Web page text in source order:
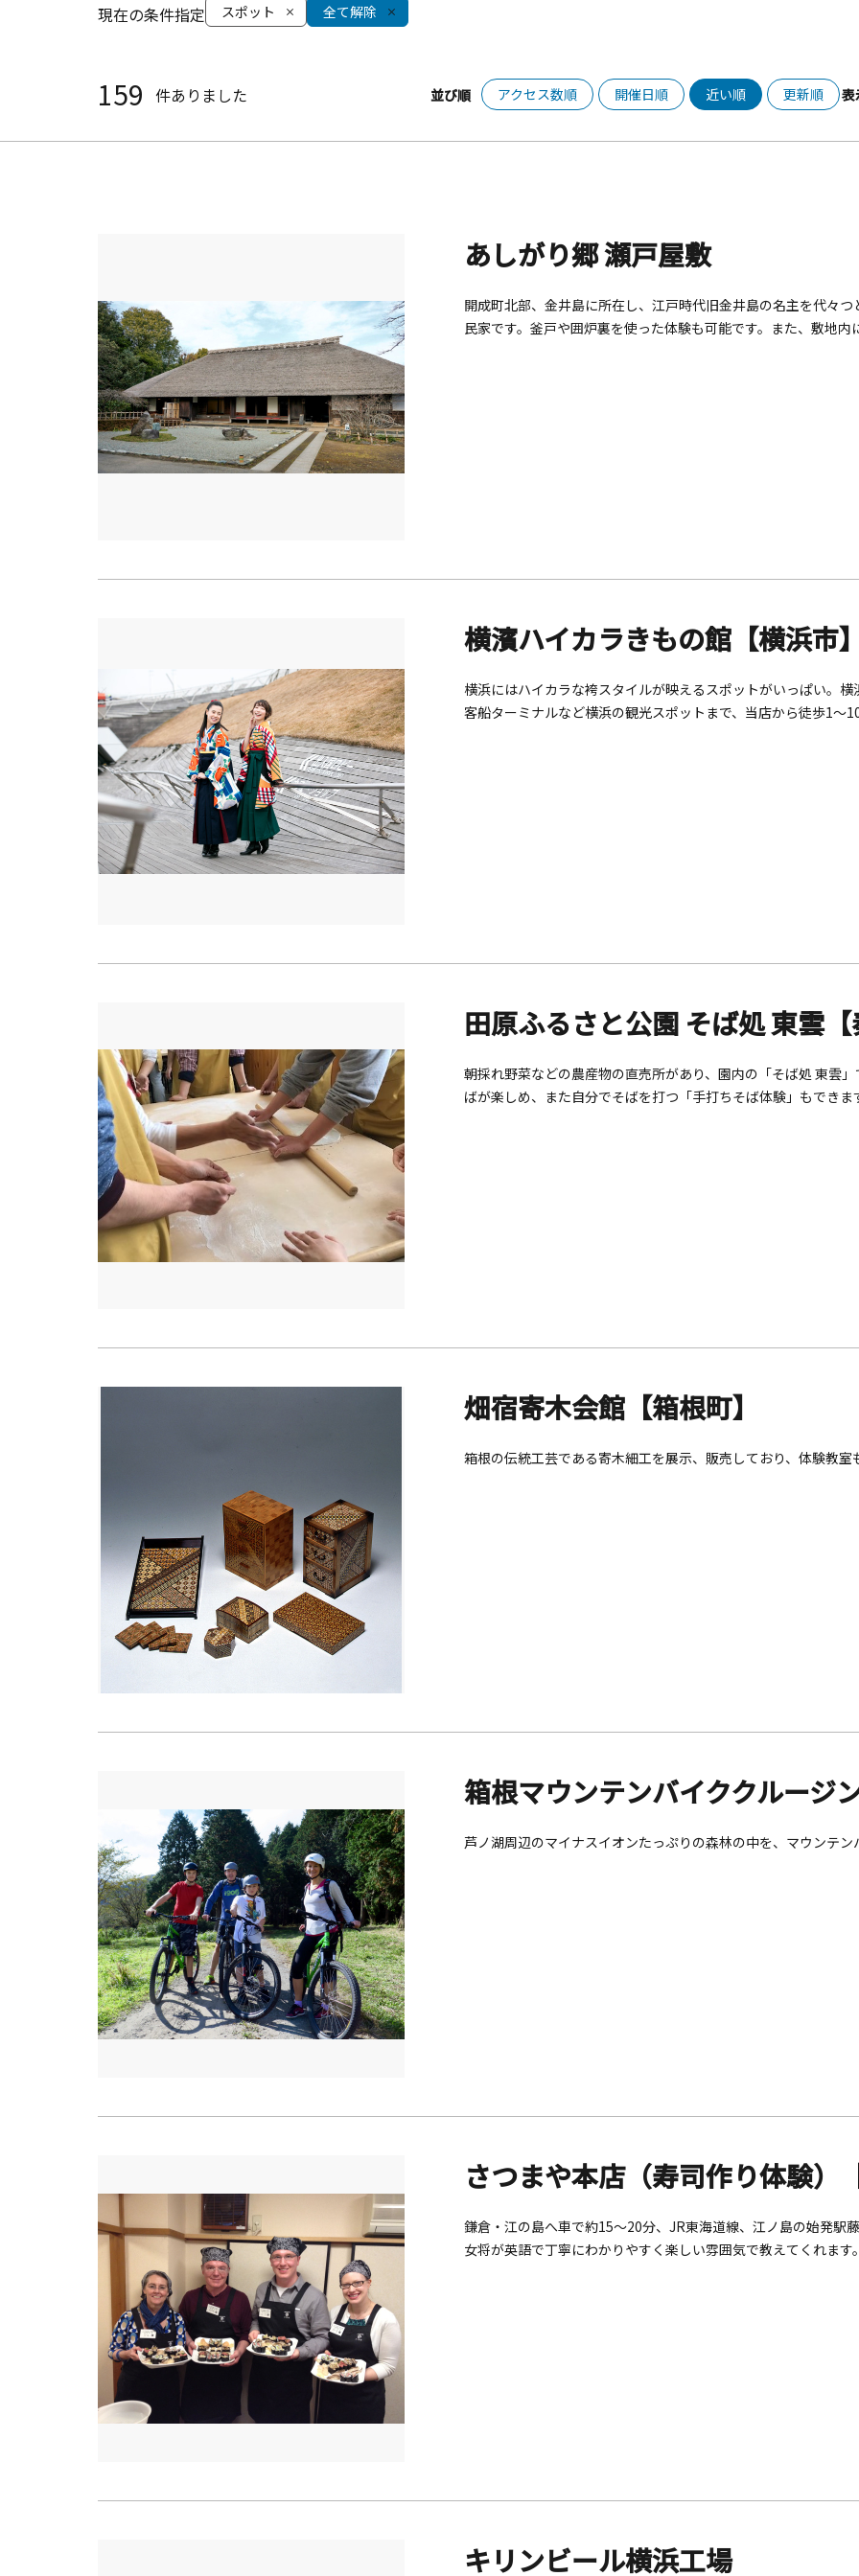
現在の条件指定 スポット 全て解除
159 件ありました 並び順 アクセス数順 開催日順 近い順 更新順 表
あしがり郷 瀬戸屋敷
開成町北部、金井島に所在し、江戸時代旧金井島の名主を代々
民家です。釜戸や囲炉裏を使った体験も可能です。また、敷地
横濱ハイカラきもの館【横浜市】
横浜にはハイカラな袴スタイルが映えるスポットがいっぱい。
客船ターミナルなど横浜の観光スポットまで、当店から徒歩1～10分で行けます。 袴専用の着物
田原ふるさと公園 そば処 東雲【
朝採れ野菜などの農産物の直売所があり、園内の「そば処 東雲
ばが楽しめ、また自分でそばを打つ「手打ちそば体験」もでき
畑宿寄木会館【箱根町】
箱根の伝統工芸である寄木細工を展示、販売しており、体験教室
箱根マウンテンバイククルージ
芦ノ湖周辺のマイナスイオンたっぷりの森林の中を、マウンテン
さつまや本店（寿司作り体験）
鎌倉・江の島へ車で約15〜20分、JR東海道線、江ノ島の始発駅
女将が英語で丁寧にわかりやすく楽しい雰囲気で教えてくれます
キリンビール横浜工場